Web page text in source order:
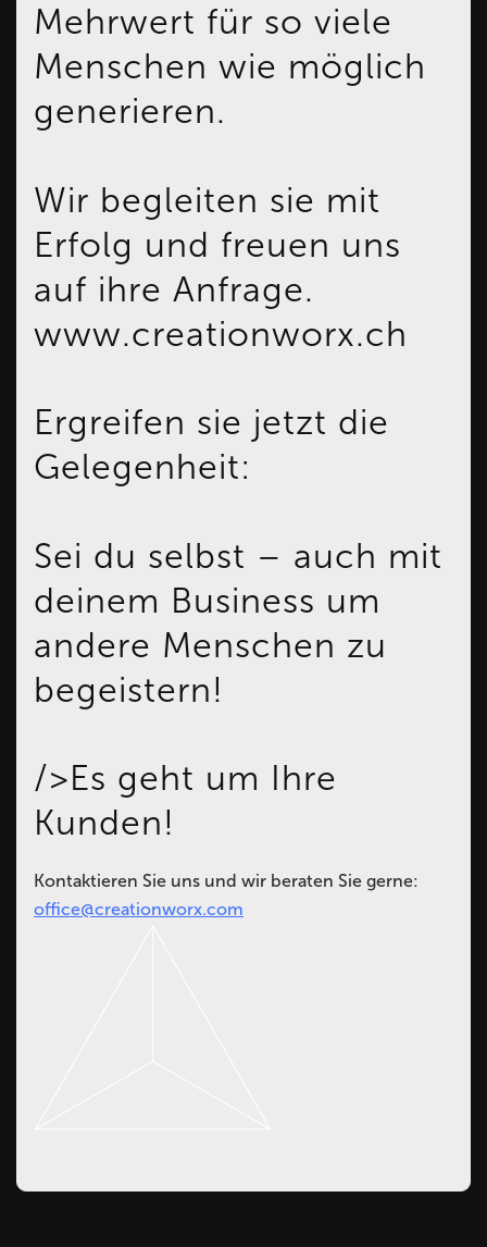
Mehrwert für so viele
Menschen wie möglich
generieren.
Wir begleiten sie mit
Erfolg und freuen uns
auf ihre Anfrage.
www.creationworx.ch
Ergreifen sie jetzt die
Gelegenheit:
Sei du selbst – auch mit
deinem Business um
andere Menschen zu
begeistern!
/>Es geht um Ihre
Kunden!
Kontaktieren Sie uns und wir beraten Sie gerne:
office@creationworx.com